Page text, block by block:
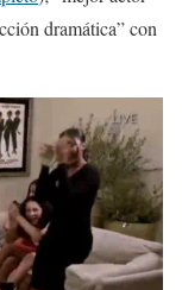
dramática” con